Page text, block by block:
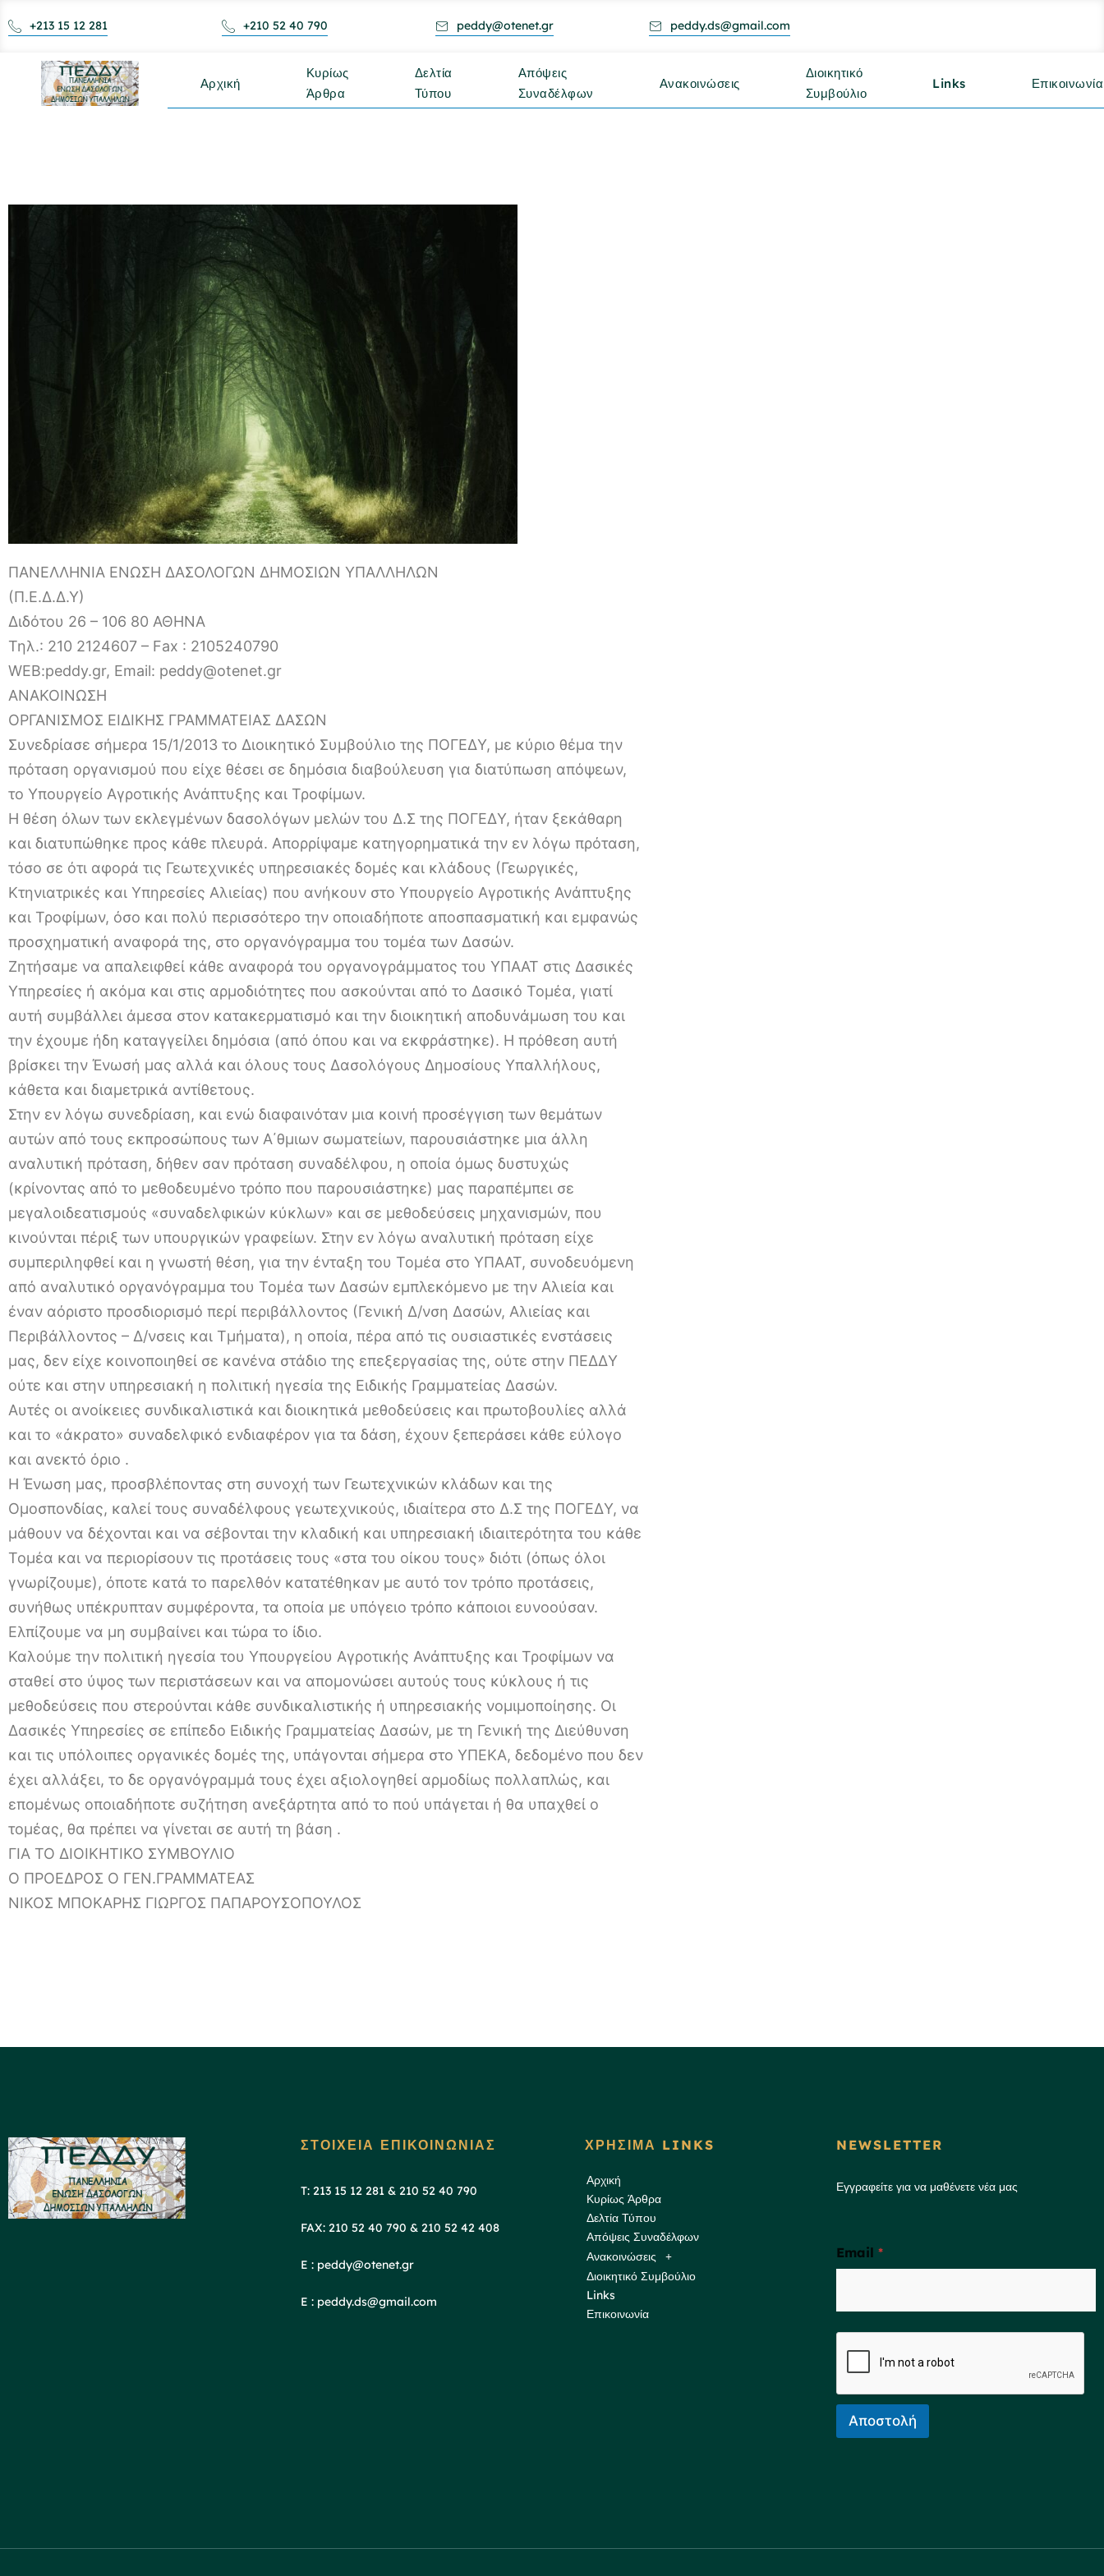
+213 15 12 281 +210 52 40 790 peddy@otenet.gr peddy.ds@gmail.com
Αρχική
Κυρίως
Άρθρα
Δελτία
Τύπου
Απόψεις
Συναδέλφων
Ανακοινώσεις
Διοικητικό
Συμβούλιο
Links Επικοινωνία
ΠΑΝΕΛΛΗΝΙΑ ΕΝΩΣΗ ΔΑΣΟΛΟΓΩΝ ΔΗΜΟΣΙΩΝ ΥΠΑΛΛΗΛΩΝ
(Π.Ε.Δ.Δ.Υ)
Διδότου 26 – 106 80 ΑΘΗΝΑ
Τηλ.: 210 2124607 – Fax : 2105240790
WEB:peddy.gr, Email: peddy@otenet.gr
ΑΝΑΚΟΙΝΩΣΗ
ΟΡΓΑΝΙΣΜΟΣ ΕΙΔΙΚΗΣ ΓΡΑΜΜΑΤΕΙΑΣ ΔΑΣΩΝ
Συνεδρίασε σήμερα 15/1/2013 το Διοικητικό Συμβούλιο της ΠΟΓΕΔΥ, με κύριο θέμα την
πρόταση οργανισμού που είχε θέσει σε δημόσια διαβούλευση για διατύπωση απόψεων,
το Υπουργείο Αγροτικής Ανάπτυξης και Τροφίμων.
Η θέση όλων των εκλεγμένων δασολόγων μελών του Δ.Σ της ΠΟΓΕΔΥ, ήταν ξεκάθαρη
και διατυπώθηκε προς κάθε πλευρά. Απορρίψαμε κατηγορηματικά την εν λόγω πρόταση,
τόσο σε ότι αφορά τις Γεωτεχνικές υπηρεσιακές δομές και κλάδους (Γεωργικές,
Κτηνιατρικές και Υπηρεσίες Αλιείας) που ανήκουν στο Υπουργείο Αγροτικής Ανάπτυξης
και Τροφίμων, όσο και πολύ περισσότερο την οποιαδήποτε αποσπασματική και εμφανώς
προσχηματική αναφορά της, στο οργανόγραμμα του τομέα των Δασών.
Ζητήσαμε να απαλειφθεί κάθε αναφορά του οργανογράμματος του ΥΠΑΑΤ στις Δασικές
Υπηρεσίες ή ακόμα και στις αρμοδιότητες που ασκούνται από το Δασικό Τομέα, γιατί
αυτή συμβάλλει άμεσα στον κατακερματισμό και την διοικητική αποδυνάμωση του και
την έχουμε ήδη καταγγείλει δημόσια (από όπου και να εκφράστηκε). Η πρόθεση αυτή
βρίσκει την Ένωσή μας αλλά και όλους τους Δασολόγους Δημοσίους Υπαλλήλους,
κάθετα και διαμετρικά αντίθετους.
Στην εν λόγω συνεδρίαση, και ενώ διαφαινόταν μια κοινή προσέγγιση των θεμάτων
αυτών από τους εκπροσώπους των Α΄θμιων σωματείων, παρουσιάστηκε μια άλλη
αναλυτική πρόταση, δήθεν σαν πρόταση συναδέλφου, η οποία όμως δυστυχώς
(κρίνοντας από το μεθοδευμένο τρόπο που παρουσιάστηκε) μας παραπέμπει σε
μεγαλοιδεατισμούς «συναδελφικών κύκλων» και σε μεθοδεύσεις μηχανισμών, που
κινούνται πέριξ των υπουργικών γραφείων. Στην εν λόγω αναλυτική πρόταση είχε
συμπεριληφθεί και η γνωστή θέση, για την ένταξη του Τομέα στο ΥΠΑΑΤ, συνοδευόμενη
από αναλυτικό οργανόγραμμα του Τομέα των Δασών εμπλεκόμενο με την Αλιεία και
έναν αόριστο προσδιορισμό περί περιβάλλοντος (Γενική Δ/νση Δασών, Αλιείας και
Περιβάλλοντος – Δ/νσεις και Τμήματα), η οποία, πέρα από τις ουσιαστικές ενστάσεις
μας, δεν είχε κοινοποιηθεί σε κανένα στάδιο της επεξεργασίας της, ούτε στην ΠΕΔΔΥ
ούτε και στην υπηρεσιακή η πολιτική ηγεσία της Ειδικής Γραμματείας Δασών.
Αυτές οι ανοίκειες συνδικαλιστικά και διοικητικά μεθοδεύσεις και πρωτοβουλίες αλλά
και το «άκρατο» συναδελφικό ενδιαφέρον για τα δάση, έχουν ξεπεράσει κάθε εύλογο
και ανεκτό όριο .
Η Ένωση μας, προσβλέποντας στη συνοχή των Γεωτεχνικών κλάδων και της
Ομοσπονδίας, καλεί τους συναδέλφους γεωτεχνικούς, ιδιαίτερα στο Δ.Σ της ΠΟΓΕΔΥ, να
μάθουν να δέχονται και να σέβονται την κλαδική και υπηρεσιακή ιδιαιτερότητα του κάθε
Τομέα και να περιορίσουν τις προτάσεις τους «στα του οίκου τους» διότι (όπως όλοι
γνωρίζουμε), όποτε κατά το παρελθόν κατατέθηκαν με αυτό τον τρόπο προτάσεις,
συνήθως υπέκρυπταν συμφέροντα, τα οποία με υπόγειο τρόπο κάποιοι ευνοούσαν.
Ελπίζουμε να μη συμβαίνει και τώρα το ίδιο.
Καλούμε την πολιτική ηγεσία του Υπουργείου Αγροτικής Ανάπτυξης και Τροφίμων να
σταθεί στο ύψος των περιστάσεων και να απομονώσει αυτούς τους κύκλους ή τις
μεθοδεύσεις που στερούνται κάθε συνδικαλιστικής ή υπηρεσιακής νομιμοποίησης. Οι
Δασικές Υπηρεσίες σε επίπεδο Ειδικής Γραμματείας Δασών, με τη Γενική της Διεύθυνση
και τις υπόλοιπες οργανικές δομές της, υπάγονται σήμερα στο ΥΠΕΚΑ, δεδομένο που δεν
έχει αλλάξει, το δε οργανόγραμμά τους έχει αξιολογηθεί αρμοδίως πολλαπλώς, και
επομένως οποιαδήποτε συζήτηση ανεξάρτητα από το πού υπάγεται ή θα υπαχθεί ο
τομέας, θα πρέπει να γίνεται σε αυτή τη βάση .
ΓΙΑ ΤΟ ΔΙΟΙΚΗΤΙΚΟ ΣΥΜΒΟΥΛΙΟ
Ο ΠΡΟΕΔΡΟΣ Ο ΓΕΝ.ΓΡΑΜΜΑΤΕΑΣ
ΝΙΚΟΣ ΜΠΟΚΑΡΗΣ ΓΙΩΡΓΟΣ ΠΑΠΑΡΟΥΣΟΠΟΥΛΟΣ
ΣΤΟΙΧΕΙΑ ΕΠΙΚΟΙΝΩΝΙΑΣ
T: 213 15 12 281 & 210 52 40 790
FAX: 210 52 40 790 & 210 52 42 408
E : peddy@otenet.gr
E : peddy.ds@gmail.com
ΧΡΗΣΙΜΑ LINKS
Αρχική
Κυρίως Άρθρα
Δελτία Τύπου
Απόψεις Συναδέλφων
Ανακοινώσεις
Διοικητικό Συμβούλιο
Links
Επικοινωνία
NEWSLETTER
Εγγραφείτε για να μαθένετε νέα μας
Email *
Αποστολή